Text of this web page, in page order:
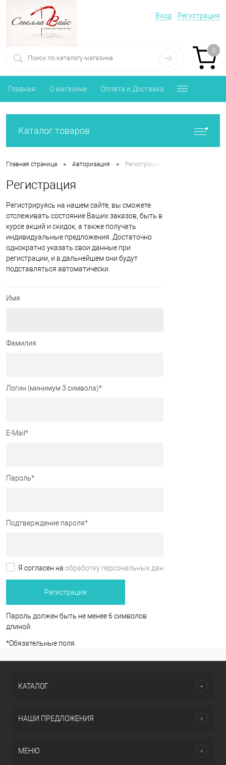
Вход Регистрация
0
Главная О магазине Оплата и Доставка
Каталог товаров
Главная страница • Авторизация • Регистрация
Регистрация
Регистрируясь на нашем сайте, вы сможете
отслеживать состояние Ваших заказов, быть в
курсе акций и скидок, а также получать
индивидуальные предложения. Достаточно
однократно указать свои данные при
регистрации, и в дальнейшем они будут
подставляться автоматически.
Имя
Фамилия
Логин (минимум 3 символа)*
E-Mail *
Пароль*
Подтверждение пароля*
Я согласен на обработку персональных данных.
Пароль должен быть не менее 6 символов
длиной.
*Обязательные поля.
КАТАЛОГ
НАШИ ПРЕДЛОЖЕНИЯ
МЕНЮ